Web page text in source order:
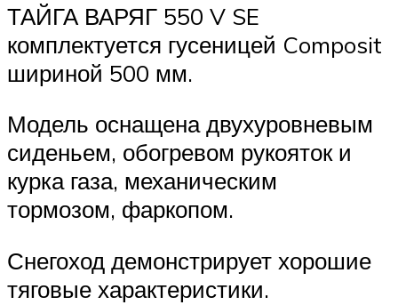
ТАЙГА ВАРЯГ 550 V SE
комплектуется гусеницей Composit
шириной 500 мм.
Модель оснащена двухуровневым
сиденьем, обогревом рукояток и
курка газа, механическим
тормозом, фаркопом.
Снегоход демонстрирует хорошие
тяговые характеристики.